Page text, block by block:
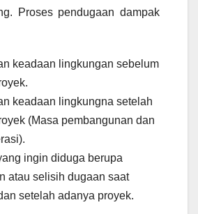
Proses pendugaan dampak
keadaan lingkungan sebelum
keadaan lingkungna setelah
(Masa pembangunan dan
ingin diduga berupa
atau selisih dugaan saat
setelah adanya proyek.